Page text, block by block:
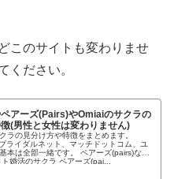
このサイトも変わりませ
ください。
アーズ(Pairs)やOmiaiのサクラの
(男性と女性は変わりません)
ラの見分け方や特徴をまとめます。
ライダルネット、マッチドットコム、ユ
一緒です。 ペアーズ(pairs)など
婚活サイト/ネット婚活のサクラ ペアーズ(pai...